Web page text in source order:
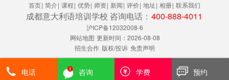
首页| 简介| 课程| 优势| 师资| 新闻| 评价| 地址| 相册| 联系我们
成都意大利语培训学校 咨询电话： 400-888-4011
沪ICP备12032008-6
网站地图 更新时间：2026-08-08
招生合作 版权/投诉 免责声明
电话 咨询 学费 预约